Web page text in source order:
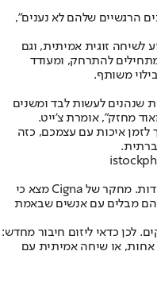
הרגשיים שלהם לא נענים",
לשיחה זוגית אמיתית, וגם
להתרחק, ומעודד
משותף.
שנהנים לעשות לבד ומשנים
מחזק", אומרת צ’ייט.
לזמן איכות עם עצמכם, כזה
להיות מוקפים באנשים לא תמיד מונע בדידות. מחקר של Cigna מצא כי
שהם מבלים עם אנשים שבאמת
לכן כדאי ליזום חיבור מחדש:
או שיחה אמיתית עם